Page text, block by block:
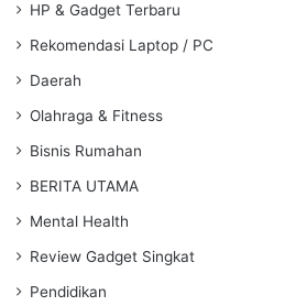
HP & Gadget Terbaru
Rekomendasi Laptop / PC
Daerah
Olahraga & Fitness
Bisnis Rumahan
BERITA UTAMA
Mental Health
Review Gadget Singkat
Pendidikan